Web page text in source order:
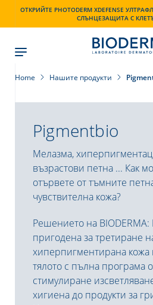
ОТКРИЙТЕ PHOTODERM XDEFENSE
СЛЪНЦЕЗАЩИТА С
Home Нашите продукти
Pigmentbio
Мелазма,
възрастови петна ... Как
отървете от тъмните
чувствителна кожа?
Решението на BIODERMA:
пригодена за третиране
хиперпигментирана кожа
тялото с пълна програма
стимулиране
хигиена до продукти за